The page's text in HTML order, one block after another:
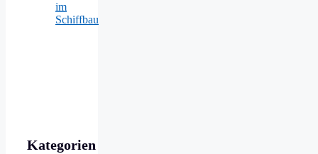
im
Schiffbau
Kategorien